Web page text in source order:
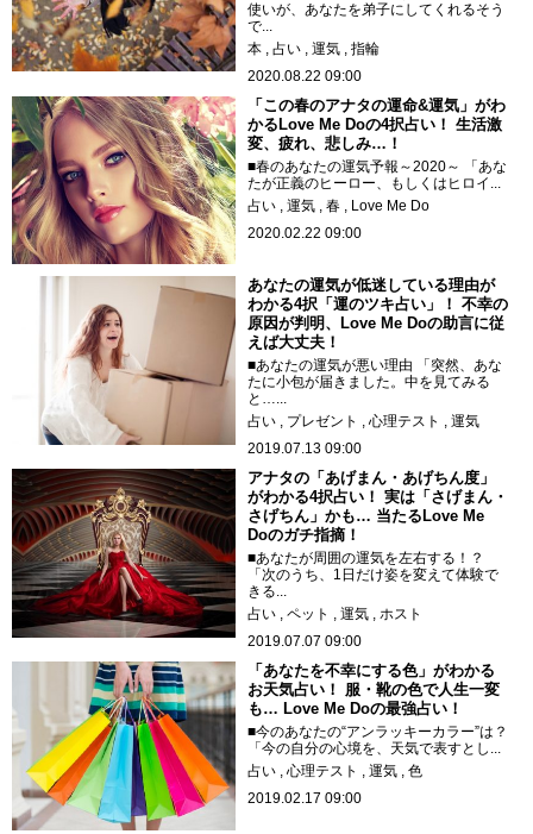
使いが、あなたを弟子にしてくれるそう
で...
本
占い 運気
指輪
2020.08.22 09:00
「この春のアナタの運命&運気」がわ
かるLove Me Doの4択占い！ 生活激
変、疲れ、悲しみ…！
■春のあなたの運気予報～2020～ 「あな
たが正義のヒーロー、もしくはヒロイ...
占い
運気 春
Love Me Do
2020.02.22 09:00
あなたの運気が低迷している理由が
わかる4択「運のツキ占い」！ 不幸の
原因が判明、Love Me Doの助言に従
えば大丈夫！
■あなたの運気が悪い理由 「突然、あな
たに小包が届きました。中を見てみる
と…...
占い
プレゼント 心理テスト
運気
2019.07.13 09:00
アナタの「あげまん・あげちん度」
がわかる4択占い！ 実は「さげまん・
さげちん」かも… 当たるLove Me
Doのガチ指摘！
■あなたが周囲の運気を左右する！？
「次のうち、1日だけ姿を変えて体験で
きる...
占い
ペット 運気
ホスト
2019.07.07 09:00
「あなたを不幸にする色」がわかる
お天気占い！ 服・靴の色で人生一変
も… Love Me Doの最強占い！
■今のあなたの“アンラッキーカラー”は？
「今の自分の心境を、天気で表すとし...
占い
心理テスト 運気
色
2019.02.17 09:00